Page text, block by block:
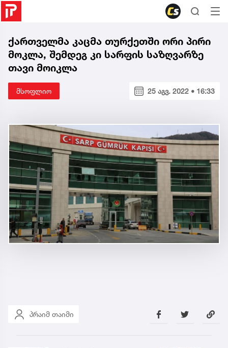
ქართველმა კაცმა თურქეთში ორი პირი
მოკლა, შემდეგ კი სარფის საზღვარზე
თავი მოიკლა
მსოფლიო 25 აგვ. 2022 • 16:33
პრაიმ თაიმი